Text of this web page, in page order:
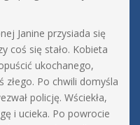
Janine przysiada się
coś się stało. Kobieta
ukochanego,
złego. Po chwili domyśla
policję. Wściekła,
i ucieka. Po powrocie